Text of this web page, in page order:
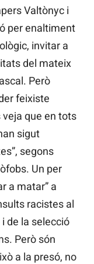
Valtònyc i
per enaltiment
invitar a
del mateix
Però
feixiste
que en tots
sigut
segons
Un per
a matar” a
racistes al
de la selecció
Però són
a la presó, no